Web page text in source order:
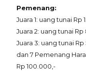
Pemenang:
Juara 1: uang tunai Rp
Juara 2: uang tunai
Juara 3: uang tunai
dan 7 Pemenang
Rp 100.000,-